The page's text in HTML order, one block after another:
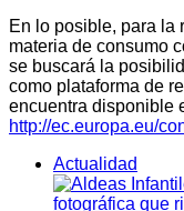
En lo posible, para la
materia de consumo
se buscará la
como plataforma de
encuentra disponible
http://ec.europa.eu/
Actualidad